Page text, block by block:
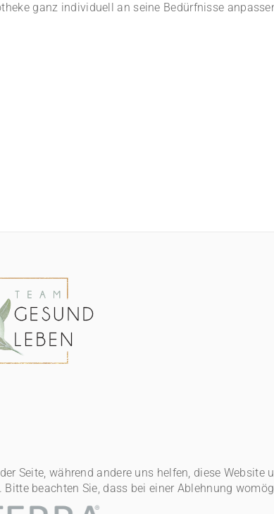
ganz individuell an seine Bedürfnisse
Seite, während andere uns helfen, diese Website
beachten Sie, dass bei einer Ablehnung